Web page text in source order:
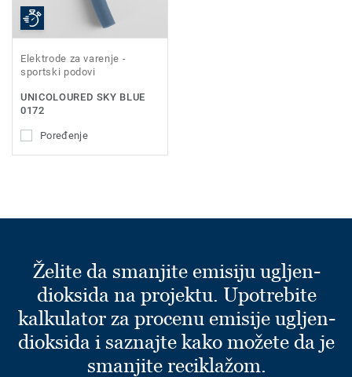
Elektrode za varenje -
sportski podovi
UNICOLOURED SKY BLUE
0172
Poređenje
Želite da smanjite emisiju ugljen-
dioksida na projektu. Upotrebite
kalkulator za procenu emisije ugljen-
dioksida i saznajte kako možete da je
smanjite reciklažom.